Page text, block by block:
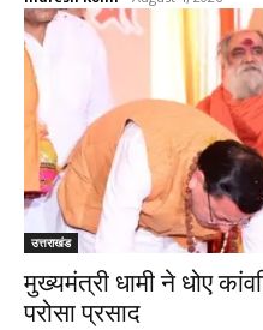
उत्तराखंड
मुख्यमंत्री धामी ने धोए
परोसा प्रसाद